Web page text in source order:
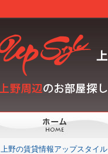
上野の賃貸情報アップスタイル